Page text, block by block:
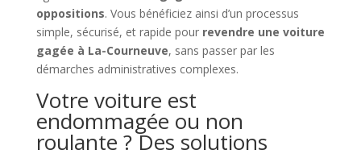
oppositions. Vous bénéficiez ainsi d’un processus
simple, sécurisé, et rapide pour revendre une voiture
gagée à La-Courneuve, sans passer par les
démarches administratives complexes.
Votre voiture est
endommagée ou non
roulante ? Des solutions